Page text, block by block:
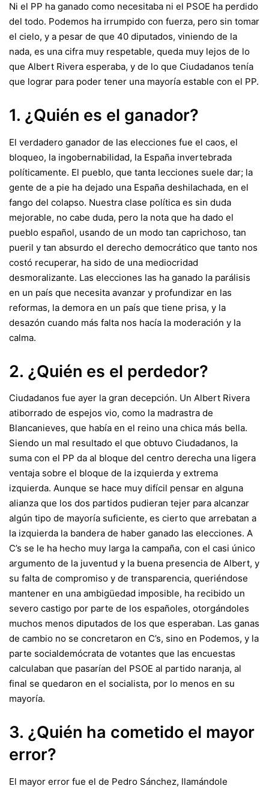
Ni el PP ha ganado como necesitaba ni el PSOE ha perdido
del todo. Podemos ha irrumpido con fuerza, pero sin tomar
el cielo, y a pesar de que 40 diputados, viniendo de la
nada, es una cifra muy respetable, queda muy lejos de lo
que Albert Rivera esperaba, y de lo que Ciudadanos tenía
que lograr para poder tener una mayoría estable con el PP.
1. ¿Quién es el ganador?
El verdadero ganador de las elecciones fue el caos, el
bloqueo, la ingobernabilidad, la España invertebrada
políticamente. El pueblo, que tanta lecciones suele dar; la
gente de a pie ha dejado una España deshilachada, en el
fango del colapso. Nuestra clase política es sin duda
mejorable, no cabe duda, pero la nota que ha dado el
pueblo español, usando de un modo tan caprichoso, tan
pueril y tan absurdo el derecho democrático que tanto nos
costó recuperar, ha sido de una mediocridad
desmoralizante. Las elecciones las ha ganado la parálisis
en un país que necesita avanzar y profundizar en las
reformas, la demora en un país que tiene prisa, y la
desazón cuando más falta nos hacía la moderación y la
calma.
2. ¿Quién es el perdedor?
Ciudadanos fue ayer la gran decepción. Un Albert Rivera
atiborrado de espejos vio, como la madrastra de
Blancanieves, que había en el reino una chica más bella.
Siendo un mal resultado el que obtuvo Ciudadanos, la
suma con el PP da al bloque del centro derecha una ligera
ventaja sobre el bloque de la izquierda y extrema
izquierda. Aunque se hace muy difícil pensar en alguna
alianza que los dos partidos pudieran tejer para alcanzar
algún tipo de mayoría suficiente, es cierto que arrebatan a
la izquierda la bandera de haber ganado las elecciones. A
C’s se le ha hecho muy larga la campaña, con el casi único
argumento de la juventud y la buena presencia de Albert, y
su falta de compromiso y de transparencia, queriéndose
mantener en una ambigüedad imposible, ha recibido un
severo castigo por parte de los españoles, otorgándoles
muchos menos diputados de los que esperaban. Las ganas
de cambio no se concretaron en C’s, sino en Podemos, y la
parte socialdemócrata de votantes que las encuestas
calculaban que pasarían del PSOE al partido naranja, al
final se quedaron en el socialista, por lo menos en su
mayoría.
3. ¿Quién ha cometido el mayor
error?
El mayor error fue el de Pedro Sánchez, llamándole